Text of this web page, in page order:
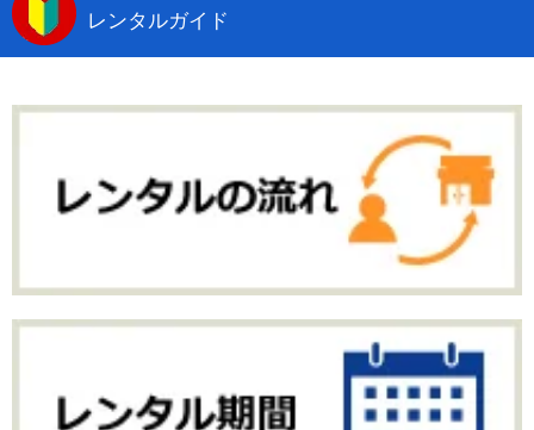
レンタルガイド